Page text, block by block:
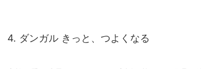
4. ダンガル きっと、つよくなる